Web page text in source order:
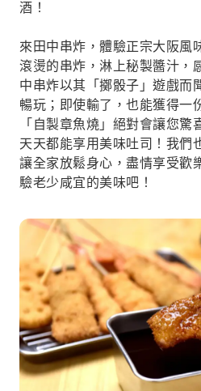
酒！
來田中串炸，體驗正宗大阪風
滾燙的串炸，淋上秘製醬汁，
中串炸以其「擲骰子」遊戲而
暢玩；即使輸了，也能獲得一
「自製章魚燒」絕對會讓您驚
天天都能享用美味吐司！我們
讓全家放鬆身心，盡情享受歡
驗老少咸宜的美味吧！